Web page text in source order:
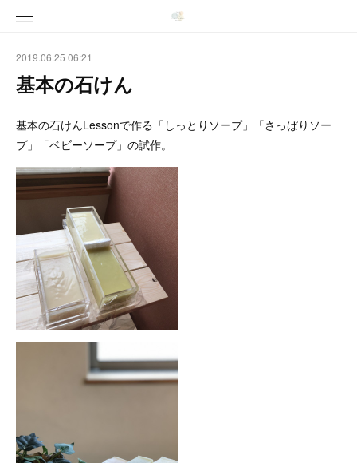
2019.06.25 06:21
基本の石けん
基本の石けんLessonで作る「しっとりソープ」「さっぱりソー
プ」「ベビーソープ」の試作。